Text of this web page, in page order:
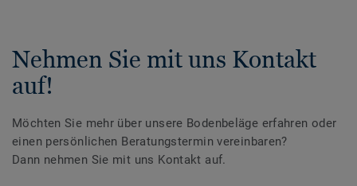
Nehmen Sie mit uns Kontakt
auf!
Möchten Sie mehr über unsere Bodenbeläge erfahren oder
einen persönlichen Beratungstermin vereinbaren?
Dann nehmen Sie mit uns Kontakt auf.